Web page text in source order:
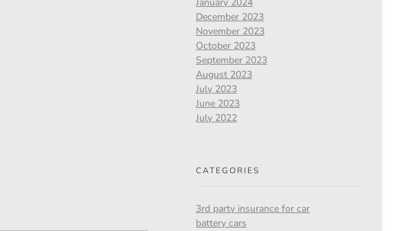
December 2023
November 2023
October 2023
September 2023
August 2023
July 2023
June 2023
July 2022
CATEGORIES
3rd party insurance for car
battery cars